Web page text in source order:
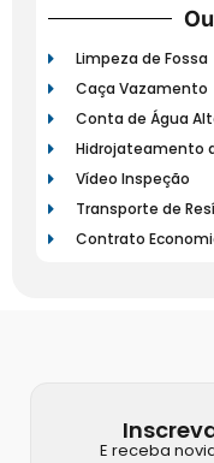
Limpeza de Fossa
Caça Vazamento
Conta de Água
Hidrojateamento
Vídeo Inspeção
Transporte de
Contrato
E receba